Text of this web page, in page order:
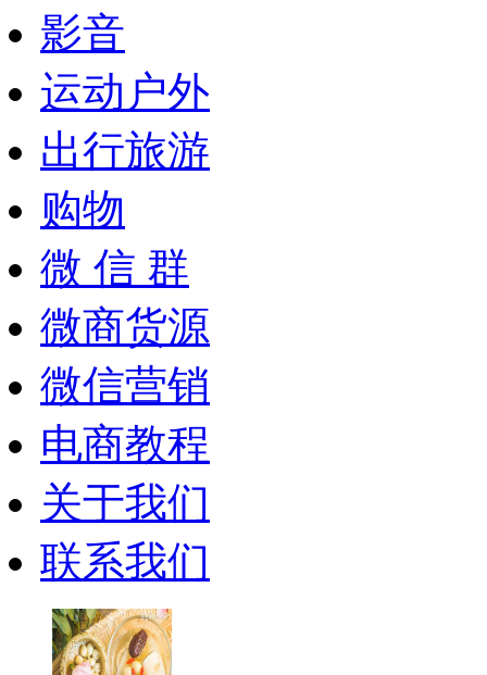
影音
运动户外
出行旅游
购物
微 信 群
微商货源
微信营销
电商教程
关于我们
联系我们